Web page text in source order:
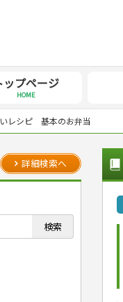
ップページ
HOME
レシピ 基本のお弁当
詳細検索へ